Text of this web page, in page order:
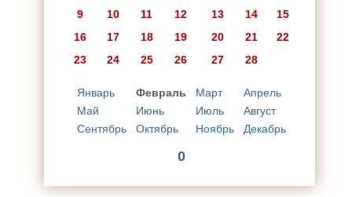
9
10 11 12 13 14
15
16
17 18 19 20 21
22
23
24 25 26 27 28
Январь Февраль Март
Апрель
Май
Июнь Июль
Август
Сентябрь
Октябрь Ноябрь Декабрь
0